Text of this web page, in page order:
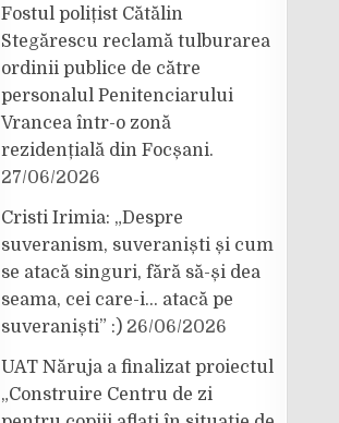
Fostul polițist Cătălin
Stegărescu reclamă tulburarea
ordinii publice de către
personalul Penitenciarului
Vrancea într-o zonă
rezidențială din Focșani.
27/06/2026
Cristi Irimia: „Despre
suveranism, suveraniști și cum
se atacă singuri, fără să-și dea
seama, cei care-i… atacă pe
suveraniști” :) 26/06/2026
UAT Năruja a finalizat proiectul
„Construire Centru de zi